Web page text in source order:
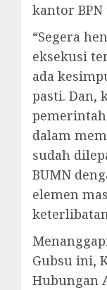
kantor
“Segera
eksekusi
ada
pasti. Dan,
dalam
sudah
BUMN
elemen
Gubsu ini,
Hubungan